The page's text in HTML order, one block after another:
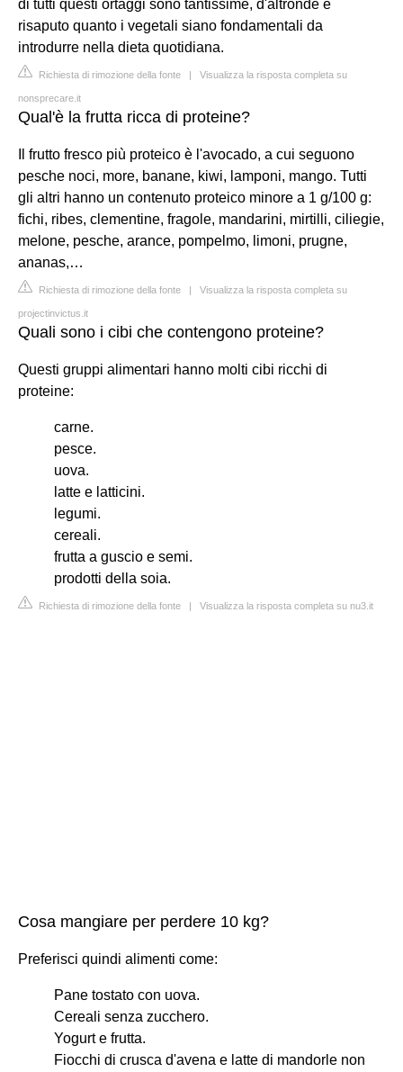
di tutti questi ortaggi sono tantissime, d'altronde è
risaputo quanto i vegetali siano fondamentali da
introdurre nella dieta quotidiana.
Richiesta di rimozione della fonte | Visualizza la risposta completa su
nonsprecare.it
Qual'è la frutta ricca di proteine?
Il frutto fresco più proteico è l'avocado, a cui seguono
pesche noci, more, banane, kiwi, lamponi, mango. Tutti
gli altri hanno un contenuto proteico minore a 1 g/100 g:
fichi, ribes, clementine, fragole, mandarini, mirtilli, ciliegie,
melone, pesche, arance, pompelmo, limoni, prugne,
ananas,…
Richiesta di rimozione della fonte | Visualizza la risposta completa su
projectinvictus.it
Quali sono i cibi che contengono proteine?
Questi gruppi alimentari hanno molti cibi ricchi di
proteine:
carne.
pesce.
uova.
latte e latticini.
legumi.
cereali.
frutta a guscio e semi.
prodotti della soia.
Richiesta di rimozione della fonte | Visualizza la risposta completa su nu3.it
Cosa mangiare per perdere 10 kg?
Preferisci quindi alimenti come:
Pane tostato con uova.
Cereali senza zucchero.
Yogurt e frutta.
Fiocchi di crusca d'avena e latte di mandorle non